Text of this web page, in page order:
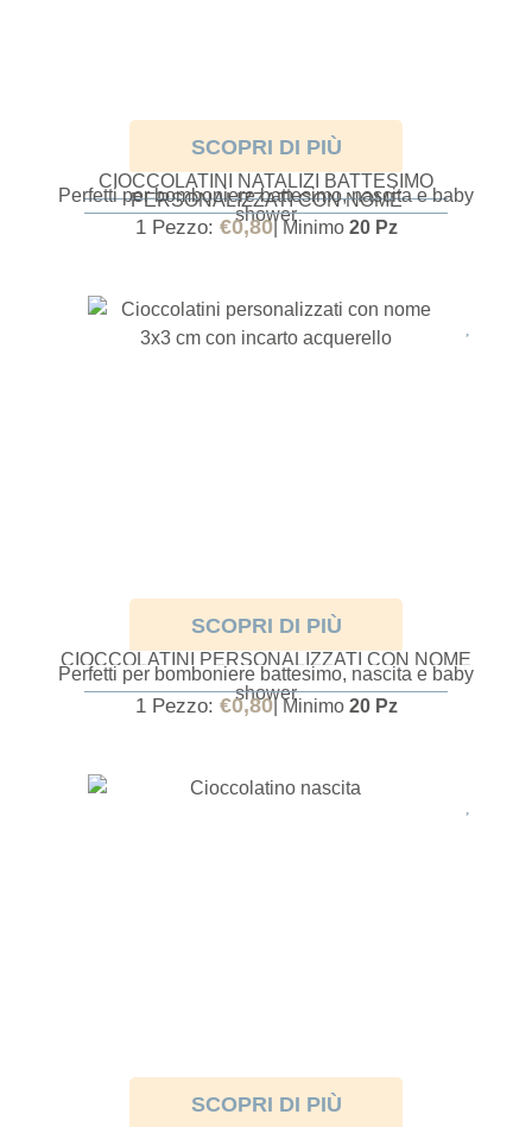
SCOPRI DI PIÙ
CIOCCOLATINI NATALIZI BATTESIMO
PERSONALIZZATI CON NOME
Perfetti per bomboniere battesimo, nascita e baby
shower
1 Pezzo: €0,80| Minimo 20 Pz
SCOPRI DI PIÙ
CIOCCOLATINI PERSONALIZZATI CON NOME
NASCITA O BATTESIMO
Perfetti per bomboniere battesimo, nascita e baby
shower
1 Pezzo: €0,80| Minimo 20 Pz
SCOPRI DI PIÙ